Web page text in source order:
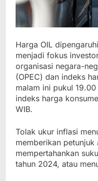
Harga OIL
menjadi fokus
organisasi negara-
(OPEC) dan indeks
malam ini pukul
indeks harga
WIB.
Tolak ukur inflasi
memberikan petunjuk
mempertahankan
tahun 2024, atau